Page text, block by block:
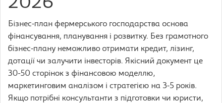
Бізнес-план фермерського господарства основа
фінансування, планування і розвитку. Без грамотного
бізнес-плану неможливо отримати кредит, лізинг,
дотації чи залучити інвесторів. Якісний документ це
30-50 сторінок з фінансовою моделлю,
маркетинговим аналізом і стратегією на 3-5 років.
Якщо потрібні консультанти з підготовки чи юристи,